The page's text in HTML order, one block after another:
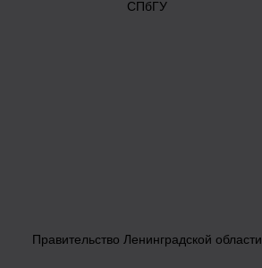
СПбГУ
Правительство Ленинградской области